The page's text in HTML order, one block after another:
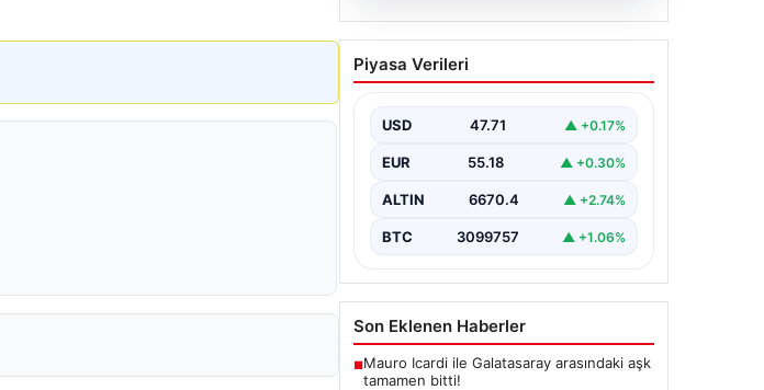
06.08.2026
‘Çerçeve Yasa’ya imza
atmayan tek MHP’li
Piyasa Verileri
USD 47.71 ▲ +0.17%
EUR 55.18 ▲ +0.30%
ALTIN 6670.4 ▲ +2.74%
BTC 3099757 ▲ +1.06%
Son Eklenen Haberler
■Mauro Icardi ile Galatasaray arasındaki aşk
tamamen bitti!